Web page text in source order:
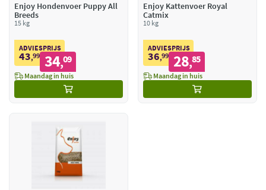
Enjoy Hondenvoer Puppy All
Breeds
15 kg
ADVIESPRIJS
43,99 34,09
Maandag in huis
Enjoy Kattenvoer Royal
Catmix
10 kg
ADVIESPRIJS
36,99 28,85
Maandag in huis